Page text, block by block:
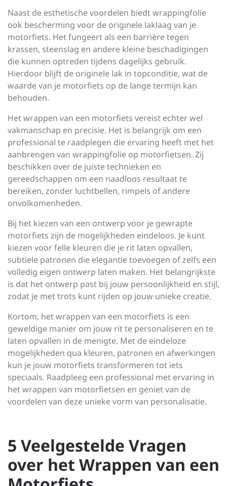
Naast de esthetische voordelen biedt wrappingfolie
ook bescherming voor de originele laklaag van je
motorfiets. Het fungeert als een barrière tegen
krassen, steenslag en andere kleine beschadigingen
die kunnen optreden tijdens dagelijks gebruik.
Hierdoor blijft de originele lak in topconditie, wat de
waarde van je motorfiets op de lange termijn kan
behouden.
Het wrappen van een motorfiets vereist echter wel
vakmanschap en precisie. Het is belangrijk om een
professional te raadplegen die ervaring heeft met het
aanbrengen van wrappingfolie op motorfietsen. Zij
beschikken over de juiste technieken en
gereedschappen om een naadloos resultaat te
bereiken, zonder luchtbellen, rimpels of andere
onvolkomenheden.
Bij het kiezen van een ontwerp voor je gewrapte
motorfiets zijn de mogelijkheden eindeloos. Je kunt
kiezen voor felle kleuren die je rit laten opvallen,
subtiele patronen die elegantie toevoegen of zelfs een
volledig eigen ontwerp laten maken. Het belangrijkste
is dat het ontwerp past bij jouw persoonlijkheid en stijl,
zodat je met trots kunt rijden op jouw unieke creatie.
Kortom, het wrappen van een motorfiets is een
geweldige manier om jouw rit te personaliseren en te
laten opvallen in de menigte. Met de eindeloze
mogelijkheden qua kleuren, patronen en afwerkingen
kun je jouw motorfiets transformeren tot iets
speciaals. Raadpleeg een professional met ervaring in
het wrappen van motorfietsen en geniet van de
voordelen van deze unieke vorm van personalisatie.
5 Veelgestelde Vragen
over het Wrappen van een